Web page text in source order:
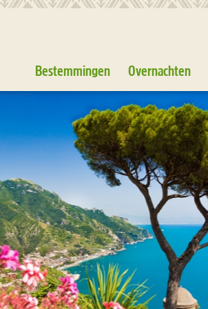
Bestemmingen Overnachten